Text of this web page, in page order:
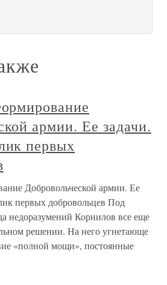
армии. Ее задачи.
первых
Добровольческой армии. Ее
первых добровольцев Под
недоразумений Корнилов все еще
решении. На него угнетающе
«полной мощи», постоянные